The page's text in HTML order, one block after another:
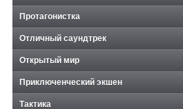
Протагонистка
Отличный саундтрек
Открытый мир
Приключенческий экшен
Тактика